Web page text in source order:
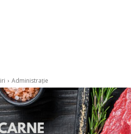
Administrație